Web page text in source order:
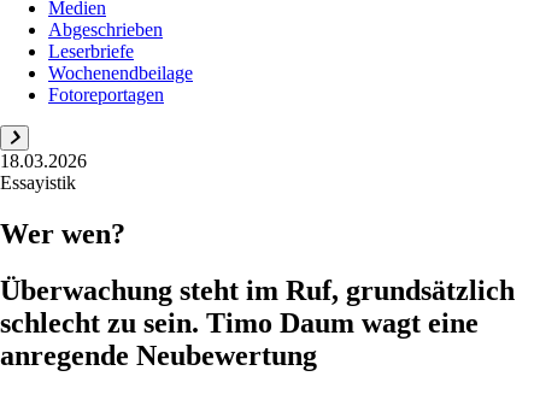
Medien
Abgeschrieben
Leserbriefe
Wochenendbeilage
Fotoreportagen
18.03.2026
Essayistik
Wer wen?
Überwachung steht im Ruf, grundsätzlich
schlecht zu sein. Timo Daum wagt eine
anregende Neubewertung